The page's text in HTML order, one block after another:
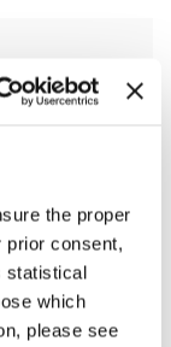
the proper
prior consent,
statistical
which
please see